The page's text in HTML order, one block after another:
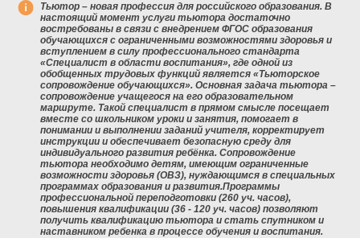
Тьютор – новая профессия для российского образования. В
настоящий момент услуги тьютора достаточно
востребованы в связи с внедрением ФГОС образования
обучающихся с ограниченными возможностями здоровья и
вступлением в силу профессионального стандарта
«Специалист в области воспитания», где одной из
обобщенных трудовых функций является «Тьюторское
сопровождение обучающихся». Основная задача тьютора –
сопровождение учащегося на его образовательном
маршруте. Такой специалист в прямом смысле посещает
вместе со школьником уроки и занятия, помогает в
понимании и выполнении заданий учителя, корректирует
инструкции и обеспечивает безопасную среду для
индивидуального развития ребёнка. Сопровождение
тьютора необходимо детям, имеющим ограниченные
возможности здоровья (ОВЗ), нуждающимся в специальных
программах образования и развития.Программы
профессиональной переподготовки (260 уч. часов),
повышения квалификации (36 - 120 уч. часов) позволяют
получить квалификацию тьютора и стать спутником и
наставником ребенка в процессе обучения и воспитания.